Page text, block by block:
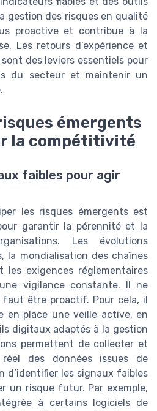
gestion des risques en qualité
proactive et contribue à la
Les retours d’expérience et
des leviers essentiels pour
du secteur et maintenir un
émergents
la compétitivité
faibles pour agir
les risques émergents est
garantir la pérennité et la
Les évolutions
la mondialisation des chaînes
les exigences réglementaires
vigilance constante. Il ne
être proactif. Pour cela, il
en place une veille active, en
digitaux adaptés à la gestion
permettent de collecter et
réel des données issues de
d’identifier les signaux faibles
un risque futur. Par exemple,
à certains logiciels de